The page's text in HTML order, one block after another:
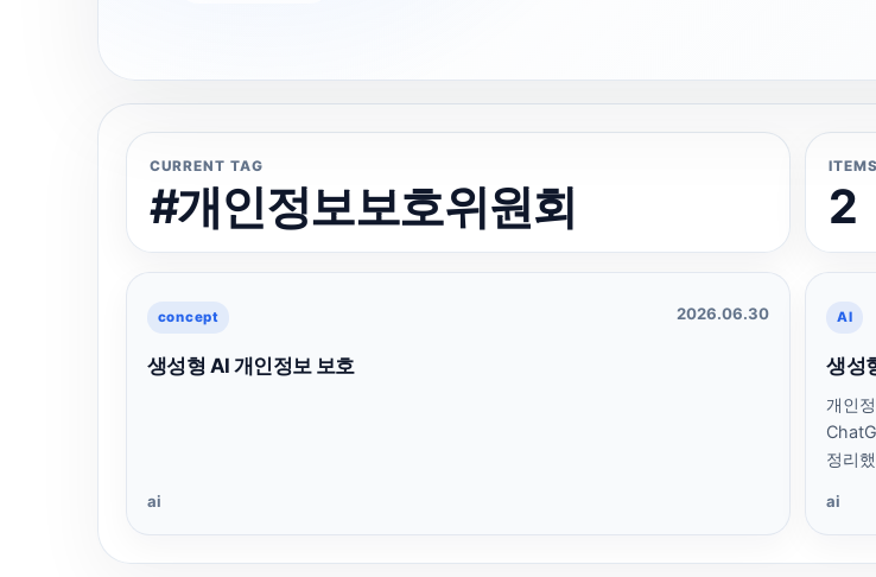
CURRENT TAG
#개인정보보호위원회
ITEMS
2
concept 2026.06.30
생성형 AI 개인정보 보호
ai
AI
생성
개인
정리
ai